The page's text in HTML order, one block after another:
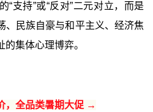
“支持”或“反对”二元对立，而是
、民族自豪与和平主义、经济焦
集体心理博弈。
，全品类暑期大促 →